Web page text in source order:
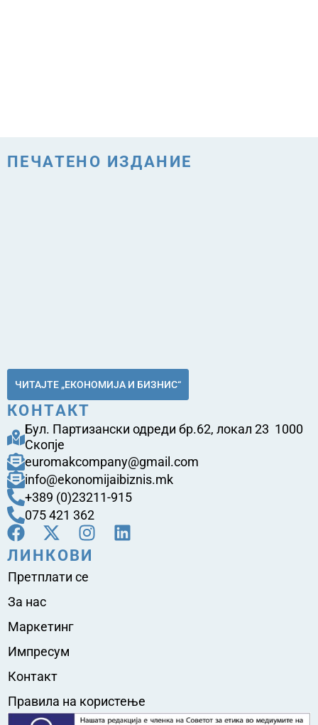
ПЕЧАТЕНО ИЗДАНИЕ
ЧИТАЈТЕ „ЕКОНОМИЈА И БИЗНИС“
КОНТАКТ
Бул. Партизански одреди бр.62, локал 23 1000
Скопје
euromakcompany@gmail.com
info@ekonomijaibiznis.mk
+389 (0)23211-915
075 421 362
ЛИНКОВИ
Претплати се
За нас
Маркетинг
Импресум
Контакт
Правила на користење